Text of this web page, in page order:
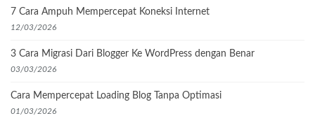
7 Cara Ampuh Mempercepat Koneksi Internet
12/03/2026
3 Cara Migrasi Dari Blogger Ke WordPress dengan Benar
03/03/2026
Cara Mempercepat Loading Blog Tanpa Optimasi
01/03/2026